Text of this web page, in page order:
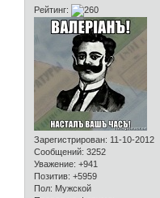
Рейтинг:
Зарегистрирован: 11-10-2012
Сообщений: 3252
Уважение: +941
Позитив: +5959
Пол: Мужской